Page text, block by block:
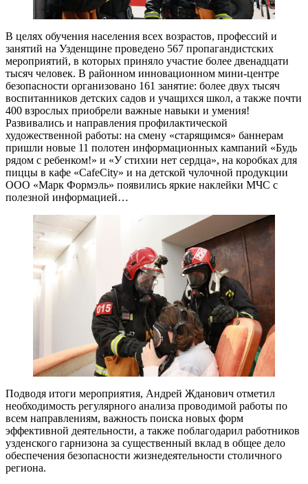
В целях обучения населения всех возрастов, профессий и
занятий на Узденщине проведено 567 пропагандистских
мероприятий, в которых приняло участие более двенадцати
тысяч человек. В районном инновационном мини-центре
безопасности организовано 161 занятие: более двух тысяч
воспитанников детских садов и учащихся школ, а также почти
400 взрослых приобрели важные навыки и умения!
Развивались и направления профилактической
художественной работы: на смену «старящимся» баннерам
пришли новые 11 полотен информационных кампаний «Будь
рядом с ребенком!» и «У стихии нет сердца», на коробках для
пиццы в кафе «CafeCity» и на детской чулочной продукции
ООО «Марк Формэль» появились яркие наклейки МЧС с
полезной информацией…
Подводя итоги мероприятия, Андрей Жданович отметил
необходимость регулярного анализа проводимой работы по
всем направлениям, важность поиска новых форм
эффективной деятельности, а также поблагодарил работников
узденского гарнизона за существенный вклад в общее дело
обеспечения безопасности жизнедеятельности столичного
региона.